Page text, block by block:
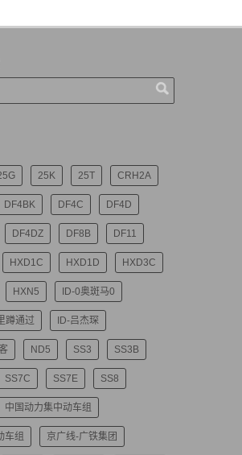
25K 25T CRH2A
DF4BK DF4C DF4D
DF4DZ DF8B DF11
HXD1C HXD1D HXD3C
HXN5 ID-0奥斑马0
蹲通过 ID-吕杰琛
ND5 SS3 SS3B
SS7C SS7E SS8
中国动力集中动车组
车组 京广线-广铁集团